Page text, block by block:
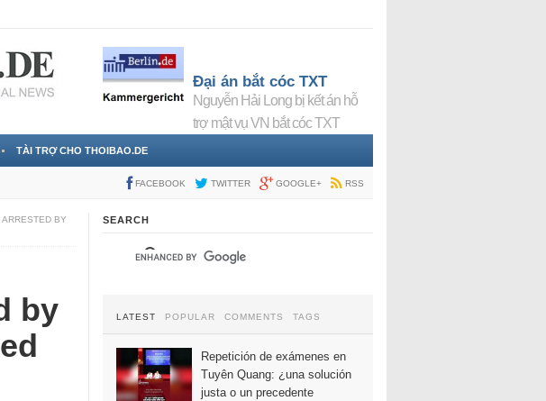
Đại án bắt cóc TXT
Nguyễn Hải Long bị kết án hỗ
trợ mật vụ VN bắt cóc TXT
TÀI TRỢ CHO THOIBAO.DE
FACEBOOK TWITTER GOOGLE+ RSS
BY
by
SEARCH
LATEST POPULAR COMMENTS TAGS
Repetición de exámenes en
Tuyên Quang: ¿una solución
justa o un precedente